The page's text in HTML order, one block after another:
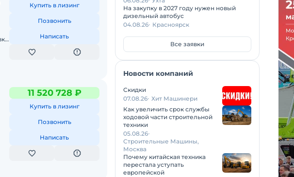
Купить в лизинг
Позвонить
Написать
11 520 728 ₽
Купить в лизинг
Позвонить
Написать
На закупку в 2027 году нужен новый
дизельный автобус
04.08.26 Красноярск
Все заявки
Новости компаний
Скидки
07.08.26 Хит Машинери
Как увеличить срок службы
ходовой части строительной
техники
05.08.26
Строительные Машины,
Москва
Почему китайская техника
перестала уступать
европейской